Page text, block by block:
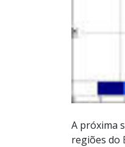
A próxima
regiões do